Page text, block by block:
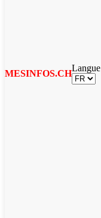
MESINFOS.CH
Langue